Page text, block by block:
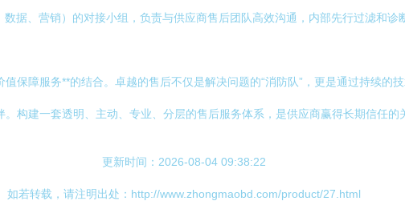
据、营销）的对接小组，负责与供应商售后团队高效沟通，内部先行过滤和诊
值保障服务**的结合。卓越的售后不仅是解决问题的“消防队”，更是通过持续的
构建一套透明、主动、专业、分层的售后服务体系，是供应商赢得长期信任的
更新时间：2026-08-04 09:38:22
如若转载，请注明出处：http://www.zhongmaobd.com/product/27.html